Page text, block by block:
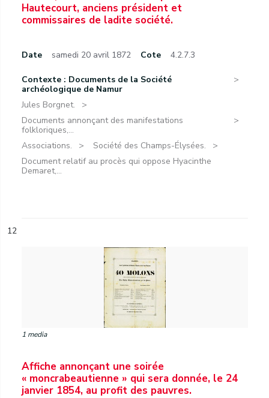
Hautecourt, anciens président et
commissaires de ladite société.
Date samedi 20 avril 1872 Cote 4.2.7.3
Contexte : Documents de la Société
archéologique de Namur
Jules Borgnet.
Documents annonçant des manifestations
folkloriques,...
Associations.
Société des Champs-Élysées.
Document relatif au procès qui oppose Hyacinthe
Demaret,...
12
1 media
Affiche annonçant une soirée
« moncrabeautienne » qui sera donnée, le 24
janvier 1854, au profit des pauvres.